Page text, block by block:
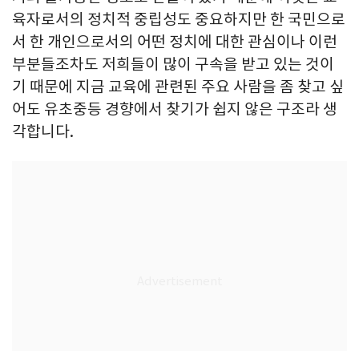
육자로서의 정치적 중립성도 중요하지만 한 국민으로
서 한 개인으로서의 어떤 정치에 대한 관심이나 이런
부분들조차도 저희들이 많이 구속을 받고 있는 것이
기 때문에 지금 교육에 관련된 주요 사람을 좀 찾고 싶
어도 유초중등 경향에서 찾기가 쉽지 않은 구조라 생
각합니다.